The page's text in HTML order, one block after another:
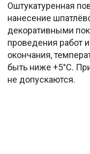
Оштукатуренная
нанесение
декоративными
проведения работ
окончания,
быть ниже +5°С.
не допускаются.